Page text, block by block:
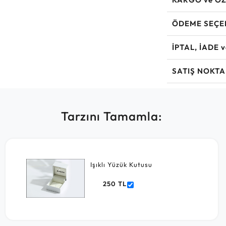
ÖDEME
İPTAL, İADE
SATIŞ
Tarzını Tamamla:
Işıklı Yüzük Kutusu
250 TL